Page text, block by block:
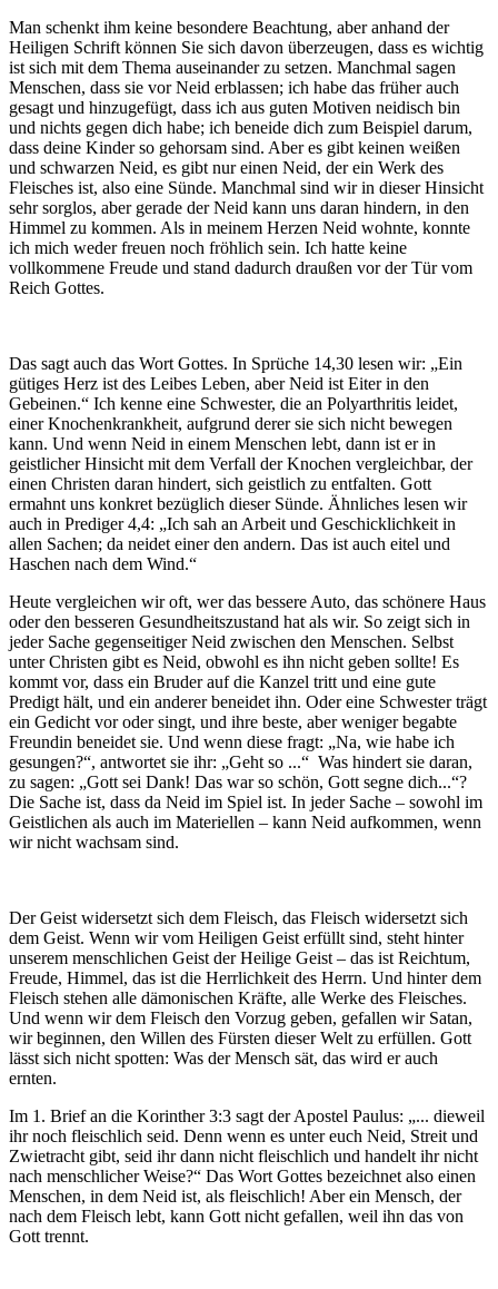
Man schenkt ihm keine besondere Beachtung, aber anhand der
Heiligen Schrift können Sie sich davon überzeugen, dass es wichtig
ist sich mit dem Thema auseinander zu setzen. Manchmal sagen
Menschen, dass sie vor Neid erblassen; ich habe das früher auch
gesagt und hinzugefügt, dass ich aus guten Motiven neidisch bin
und nichts gegen dich habe; ich beneide dich zum Beispiel darum,
dass deine Kinder so gehorsam sind. Aber es gibt keinen weißen
und schwarzen Neid, es gibt nur einen Neid, der ein Werk des
Fleisches ist, also eine Sünde. Manchmal sind wir in dieser Hinsicht
sehr sorglos, aber gerade der Neid kann uns daran hindern, in den
Himmel zu kommen. Als in meinem Herzen Neid wohnte, konnte
ich mich weder freuen noch fröhlich sein. Ich hatte keine
vollkommene Freude und stand dadurch draußen vor der Tür vom
Reich Gottes.
Das sagt auch das Wort Gottes. In Sprüche 14,30 lesen wir: „Ein
gütiges Herz ist des Leibes Leben, aber Neid ist Eiter in den
Gebeinen.“ Ich kenne eine Schwester, die an Polyarthritis leidet,
einer Knochenkrankheit, aufgrund derer sie sich nicht bewegen
kann. Und wenn Neid in einem Menschen lebt, dann ist er in
geistlicher Hinsicht mit dem Verfall der Knochen vergleichbar, der
einen Christen daran hindert, sich geistlich zu entfalten. Gott
ermahnt uns konkret bezüglich dieser Sünde. Ähnliches lesen wir
auch in Prediger 4,4: „Ich sah an Arbeit und Geschicklichkeit in
allen Sachen; da neidet einer den andern. Das ist auch eitel und
Haschen nach dem Wind.“
Heute vergleichen wir oft, wer das bessere Auto, das schönere Haus
oder den besseren Gesundheitszustand hat als wir. So zeigt sich in
jeder Sache gegenseitiger Neid zwischen den Menschen. Selbst
unter Christen gibt es Neid, obwohl es ihn nicht geben sollte! Es
kommt vor, dass ein Bruder auf die Kanzel tritt und eine gute
Predigt hält, und ein anderer beneidet ihn. Oder eine Schwester trägt
ein Gedicht vor oder singt, und ihre beste, aber weniger begabte
Freundin beneidet sie. Und wenn diese fragt: „Na, wie habe ich
gesungen?“, antwortet sie ihr: „Geht so ...“ Was hindert sie daran,
zu sagen: „Gott sei Dank! Das war so schön, Gott segne dich...“?
Die Sache ist, dass da Neid im Spiel ist. In jeder Sache – sowohl im
Geistlichen als auch im Materiellen – kann Neid aufkommen, wenn
wir nicht wachsam sind.
Der Geist widersetzt sich dem Fleisch, das Fleisch widersetzt sich
dem Geist. Wenn wir vom Heiligen Geist erfüllt sind, steht hinter
unserem menschlichen Geist der Heilige Geist – das ist Reichtum,
Freude, Himmel, das ist die Herrlichkeit des Herrn. Und hinter dem
Fleisch stehen alle dämonischen Kräfte, alle Werke des Fleisches.
Und wenn wir dem Fleisch den Vorzug geben, gefallen wir Satan,
wir beginnen, den Willen des Fürsten dieser Welt zu erfüllen. Gott
lässt sich nicht spotten: Was der Mensch sät, das wird er auch
ernten.
Im 1. Brief an die Korinther 3:3 sagt der Apostel Paulus: „... dieweil
ihr noch fleischlich seid. Denn wenn es unter euch Neid, Streit und
Zwietracht gibt, seid ihr dann nicht fleischlich und handelt ihr nicht
nach menschlicher Weise?“ Das Wort Gottes bezeichnet also einen
Menschen, in dem Neid ist, als fleischlich! Aber ein Mensch, der
nach dem Fleisch lebt, kann Gott nicht gefallen, weil ihn das von
Gott trennt.